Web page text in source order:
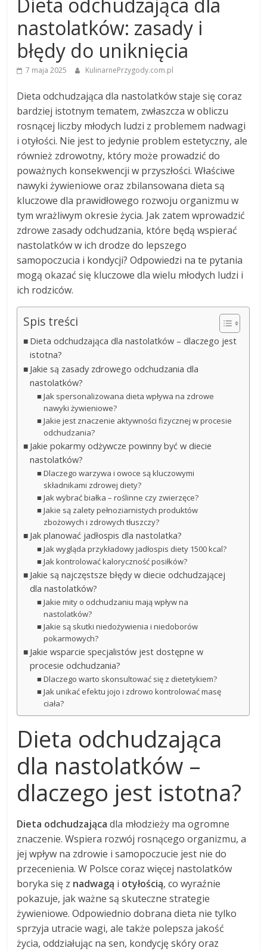
Dieta odchudzająca dla
nastolatków: zasady i
błędy do uniknięcia
7 maja 2025 KulinarnePrzygody.com.pl
Dieta odchudzająca dla nastolatków staje się coraz
bardziej istotnym tematem, zwłaszcza w obliczu
rosnącej liczby młodych ludzi z problemem nadwagi
i otyłości. Nie jest to jedynie problem estetyczny, ale
również zdrowotny, który może prowadzić do
poważnych konsekwencji w przyszłości. Właściwe
nawyki żywieniowe oraz zbilansowana dieta są
kluczowe dla prawidłowego rozwoju organizmu w
tym wrażliwym okresie życia. Jak zatem wprowadzić
zdrowe zasady odchudzania, które będą wspierać
nastolatków w ich drodze do lepszego
samopoczucia i kondycji? Odpowiedzi na te pytania
mogą okazać się kluczowe dla wielu młodych ludzi i
ich rodziców.
Spis treści
Dieta odchudzająca dla nastolatków – dlaczego jest
istotna?
Jakie są zasady zdrowego odchudzania dla
nastolatków?
Jak spersonalizowana dieta wpływa na zdrowe
nawyki żywieniowe?
Jakie jest znaczenie aktywności fizycznej w procesie
odchudzania?
Jakie pokarmy odżywcze powinny być w diecie
nastolatków?
Dlaczego warzywa i owoce są kluczowymi
składnikami zdrowej diety?
Jak wybrać białka – roślinne czy zwierzęce?
Jakie są zalety pełnoziarnistych produktów
zbożowych i zdrowych tłuszczy?
Jak planować jadłospis dla nastolatka?
Jak wygląda przykładowy jadłospis diety 1500 kcal?
Jak kontrolować kaloryczność posiłków?
Jakie są najczęstsze błędy w diecie odchudzającej
dla nastolatków?
Jakie mity o odchudzaniu mają wpływ na
nastolatków?
Jakie są skutki niedożywienia i niedoborów
pokarmowych?
Jakie wsparcie specjalistów jest dostępne w
procesie odchudzania?
Dlaczego warto skonsultować się z dietetykiem?
Jak unikać efektu jojo i zdrowo kontrolować masę
ciała?
Dieta odchudzająca
dla nastolatków –
dlaczego jest istotna?
Dieta odchudzająca dla młodzieży ma ogromne
znaczenie. Wspiera rozwój rosnącego organizmu, a
jej wpływ na zdrowie i samopoczucie jest nie do
przecenienia. W Polsce coraz więcej nastolatków
boryka się z nadwagą i otyłością, co wyraźnie
pokazuje, jak ważne są skuteczne strategie
żywieniowe. Odpowiednio dobrana dieta nie tylko
sprzyja utracie wagi, ale także polepsza jakość
życia, oddziałując na sen, kondycję skóry oraz